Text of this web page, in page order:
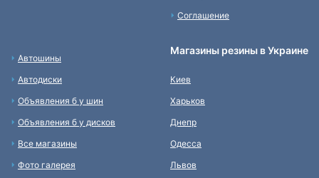
Соглашение
Автошины
Автодиски
Объявления б у шин
Объявления б у дисков
Все магазины
Фото галерея
Магазины резины в Украине
Киев
Харьков
Днепр
Одесса
Львов